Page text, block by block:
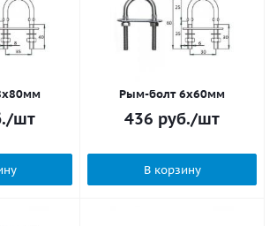
/шт
Рым-болт 6х60мм
436 руб./шт
В корзину